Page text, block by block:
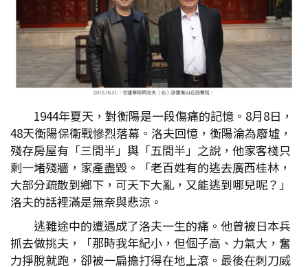
1944年夏天，對衡陽是一段傷痛的記憶。8月8日，
48天衡陽保衛戰慘烈落幕。洛夫回憶，衡陽淪為廢墟，
殘存房屋有「三間半」與「五間半」之說，他家客棧只
剩一堵殘牆，家產盡毀。「老百姓有的逃去廣西桂林，
大部分疏散到鄉下，可天下大亂，又能逃到哪兒呢？」
洛夫的話裡滿是無奈與悲涼。
逃難途中的遭遇成了洛夫一生的痛。他曾被日本兵
抓去做挑夫，「那時我年紀小，但個子高、力氣大，奮
力掙脫就跑，卻被一扁擔打得在地上滾。最後在刺刀威